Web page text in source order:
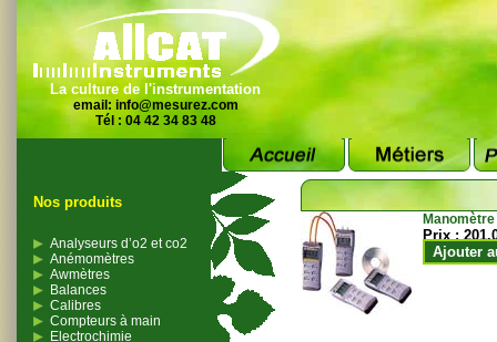
La culture de l'instrumentation
email: info@mesurez.com
Tél : 04 42 34 83 48
Nos produits
Analyseurs d’o2 et co2
Anémomètres
Awmètres
Balances
Calibres
Compteurs à main
Electrochimie
Prix :
Ajouter